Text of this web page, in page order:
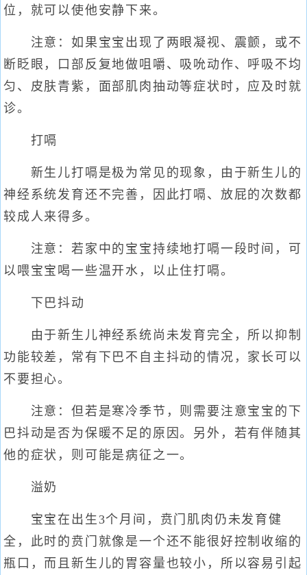
位，就可以使他安静下来。
注意：如果宝宝出现了两眼凝视、震颤，或不
断眨眼，口部反复地做咀嚼、吸吮动作、呼吸不均
匀、皮肤青紫，面部肌肉抽动等症状时，应及时就
诊。
打嗝
新生儿打嗝是极为常见的现象，由于新生儿的
神经系统发育还不完善，因此打嗝、放屁的次数都
较成人来得多。
注意：若家中的宝宝持续地打嗝一段时间，可
以喂宝宝喝一些温开水，以止住打嗝。
下巴抖动
由于新生儿神经系统尚未发育完全，所以抑制
功能较差，常有下巴不自主抖动的情况，家长可以
不要担心。
注意：但若是寒冷季节，则需要注意宝宝的下
巴抖动是否为保暖不足的原因。另外，若有伴随其
他的症状，则可能是病征之一。
溢奶
宝宝在出生3个月间，贲门肌肉仍未发育健
全，此时的贲门就像是一个还不能很好控制收缩的
瓶口，而且新生儿的胃容量也较小，所以容易引起